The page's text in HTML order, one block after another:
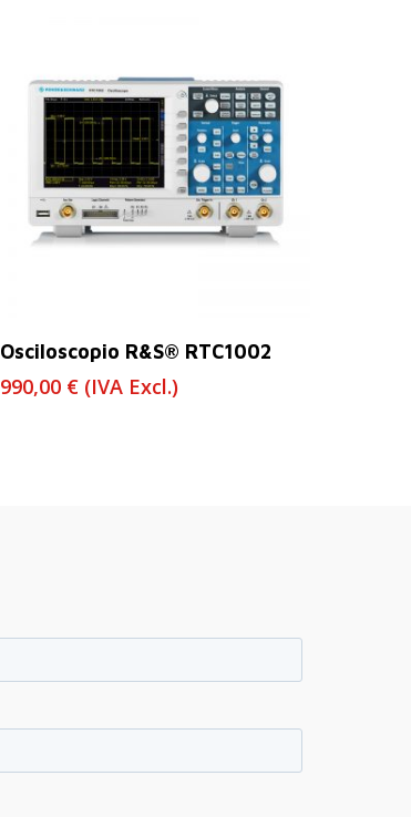
Leer Más
Osciloscopio R&S® RTC1002
990,00 € (IVA Excl.)